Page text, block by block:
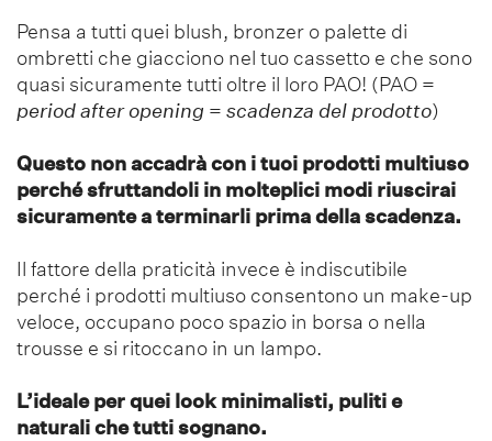
Pensa a tutti quei blush, bronzer o palette di
ombretti che giacciono nel tuo cassetto e che sono
quasi sicuramente tutti oltre il loro PAO! (PAO =
period after opening = scadenza del prodotto)
Questo non accadrà con i tuoi prodotti multiuso
perché sfruttandoli in molteplici modi riuscirai
sicuramente a terminarli prima della scadenza.
Il fattore della praticità invece è indiscutibile
perché i prodotti multiuso consentono un make-up
veloce, occupano poco spazio in borsa o nella
trousse e si ritoccano in un lampo.
L’ideale per quei look minimalisti, puliti e
naturali che tutti sognano.